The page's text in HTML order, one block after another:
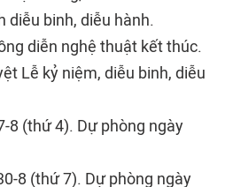
diễu binh, diễu hành.
diễn nghệ thuật kết thúc.
Lễ kỷ niệm, diễu binh, diễu
8 (thứ 4). Dự phòng ngày
8 (thứ 7). Dự phòng ngày